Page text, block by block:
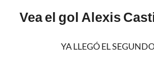
Vea el gol Alexis
YA LLEGÓ EL